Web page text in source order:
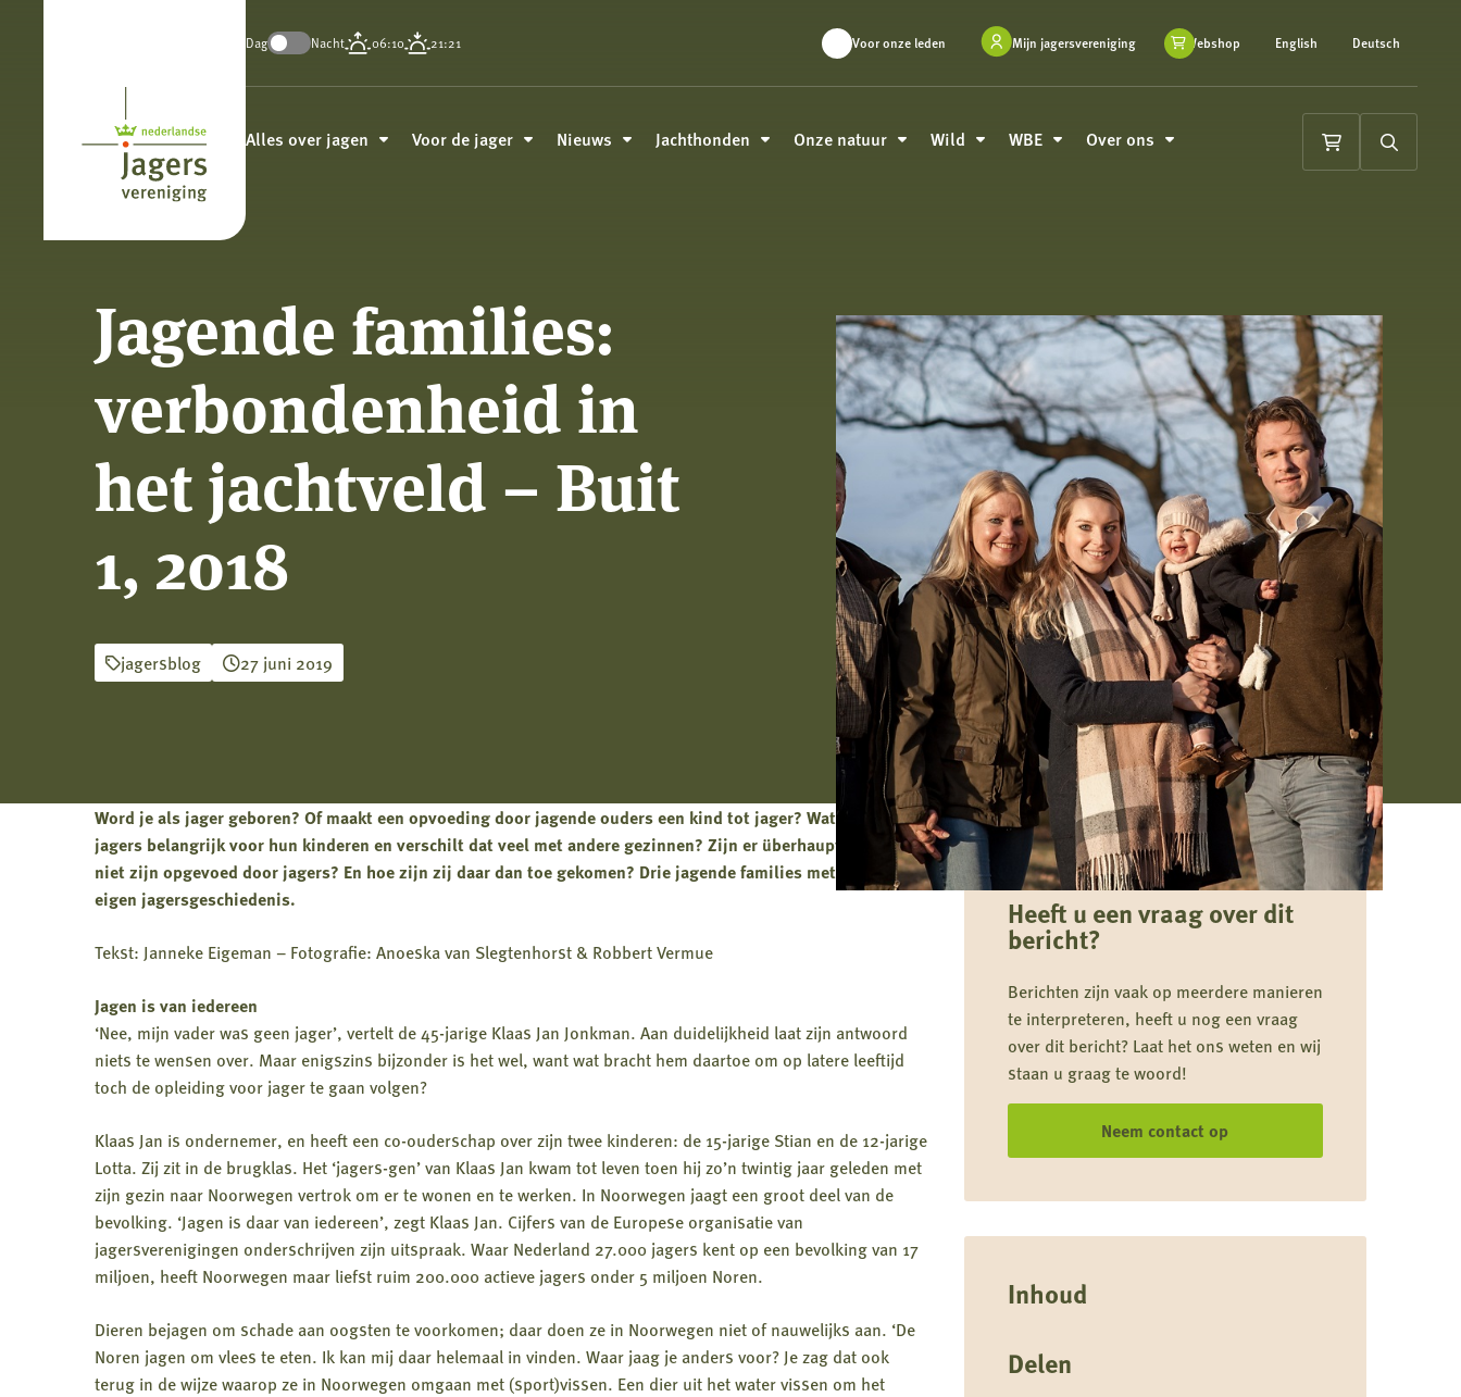
Nederlandse
Jagersvereniging
Dag Nacht 06:10 21:21 Voor onze leden Mijn jagersvereniging Webshop English Deutsch
Alles over jagen Voor de jager Nieuws Jachthonden Onze natuur Wild WBE Over ons
Winkelwagen
Zoeken
Jagende families:
verbondenheid in
het jachtveld – Buit
1, 2018
jagersblog 27 juni 2019
Heeft u een vraag over dit
bericht?
Berichten zijn vaak op meerdere manieren
te interpreteren, heeft u nog een vraag
over dit bericht? Laat het ons weten en wij
staan u graag te woord!
Neem contact op
Inhoud
Delen
Word je als jager geboren? Of maakt een opvoeding door jagende ouders een kind tot jager? Wat vinden
jagers belangrijk voor hun kinderen en verschilt dat veel met andere gezinnen? Zijn er überhaupt jagers die
niet zijn opgevoed door jagers? En hoe zijn zij daar dan toe gekomen? Drie jagende families met ieder een
eigen jagersgeschiedenis.
Tekst: Janneke Eigeman – Fotografie: Anoeska van Slegtenhorst & Robbert Vermue
Jagen is van iedereen
‘Nee, mijn vader was geen jager’, vertelt de 45-jarige Klaas Jan Jonkman. Aan duidelijkheid laat zijn antwoord
niets te wensen over. Maar enigszins bijzonder is het wel, want wat bracht hem daartoe om op latere leeftijd
toch de opleiding voor jager te gaan volgen?
Klaas Jan is ondernemer, en heeft een co-ouderschap over zijn twee kinderen: de 15-jarige Stian en de 12-jarige
Lotta. Zij zit in de brugklas. Het ‘jagers-gen’ van Klaas Jan kwam tot leven toen hij zo’n twintig jaar geleden met
zijn gezin naar Noorwegen vertrok om er te wonen en te werken. In Noorwegen jaagt een groot deel van de
bevolking. ‘Jagen is daar van iedereen’, zegt Klaas Jan. Cijfers van de Europese organisatie van
jagersverenigingen onderschrijven zijn uitspraak. Waar Nederland 27.000 jagers kent op een bevolking van 17
miljoen, heeft Noorwegen maar liefst ruim 200.000 actieve jagers onder 5 miljoen Noren.
Dieren bejagen om schade aan oogsten te voorkomen; daar doen ze in Noorwegen niet of nauwelijks aan. ‘De
Noren jagen om vlees te eten. Ik kan mij daar helemaal in vinden. Waar jaag je anders voor? Je zag dat ook
terug in de wijze waarop ze in Noorwegen omgaan met (sport)vissen. Een dier uit het water vissen om het